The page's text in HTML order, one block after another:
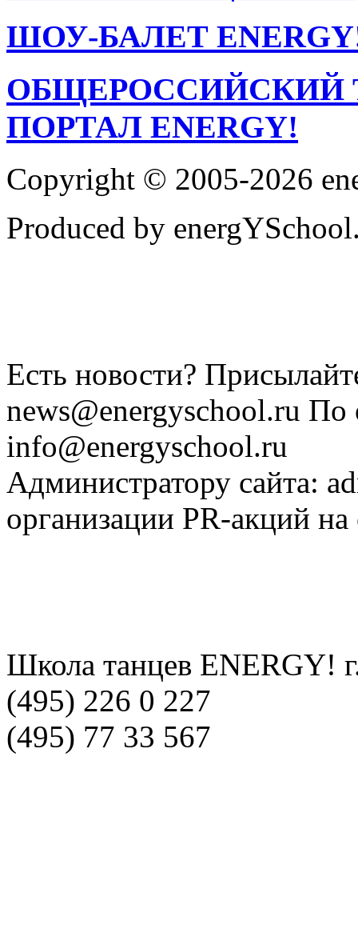
ШОУ-БАЛЕТ
ОБЩЕРОССИЙСКИЙ
ПОРТАЛ ENERGY!
Copyright © 2005-2026
Produced by
Есть новости?
news@energyschool.ru
info@energyschool.ru
Администратору сайта:
организации PR-акций
Школа танцев ENERGY!
(495) 226 0 227
(495) 77 33 567